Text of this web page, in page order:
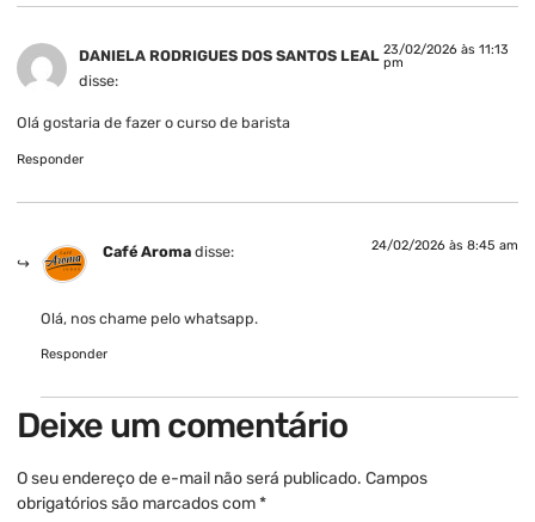
DANIELA RODRIGUES DOS SANTOS LEAL
disse:
23/02/2026 às 11:13
pm
Olá gostaria de fazer o curso de barista
Responder
Café Aroma disse: 24/02/2026 às 8:45 am
Olá, nos chame pelo whatsapp.
Responder
Deixe um comentário
O seu endereço de e-mail não será publicado. Campos
obrigatórios são marcados com*